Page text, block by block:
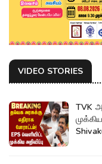
VIDEO STORIES
TVK